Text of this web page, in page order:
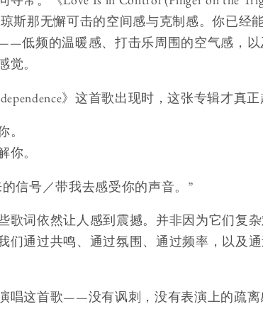
斯那无懈可击的空间感与克制感。你已经
低频的温暖感、打击乐周围的空气感，
觉。
》这首歌出现时，这张专辑才真
。
你。
信号／带我去感受你的声音。”
歌词依然让人感到震撼。并非因为它们复
们通过共鸣、通过氛围、通过频率，以及
唱这首歌——没有讽刺，没有表演上的疏